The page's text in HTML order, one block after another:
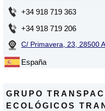
+34 918 719 363
+34 918 719 206
C/ Primavera, 23, 28500
España
GRUPO
ECOLÓGICOS